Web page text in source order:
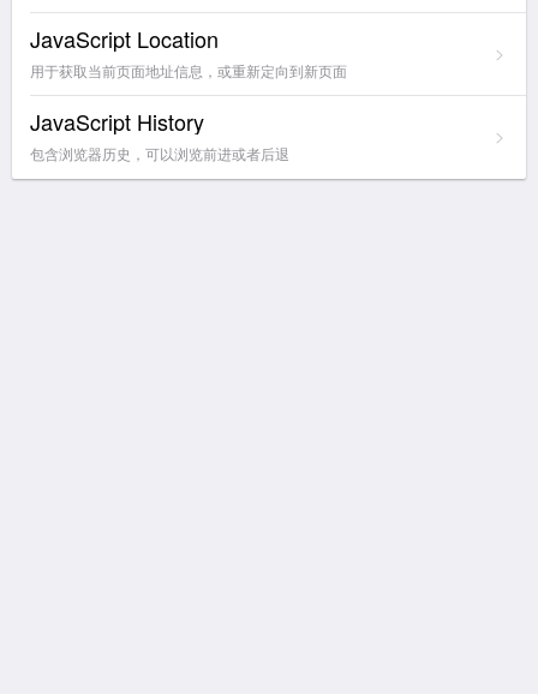
JavaScript Location
用于获取当前页面地址信息，或重新定向到新页面
JavaScript History
包含浏览器历史，可以浏览前进或者后退